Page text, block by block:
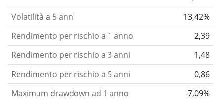
Volatilità a 5 anni
13,42%
Rendimento per rischio a 1 anno
2,39
Rendimento per rischio a 3 anni
1,48
Rendimento per rischio a 5 anni
0,86
Maximum drawdown ad 1 anno
-7,09%